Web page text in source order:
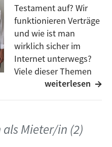
Testament auf? Wir
funktionieren Verträge
und wie ist man
wirklich sicher im
Internet unterwegs?
Viele dieser Themen
werfen bei
gibt es die
Was es genau mit
weiterlesen
Mieter/in (2)